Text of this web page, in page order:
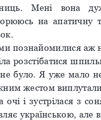
Мені вона
на
познайомилися аж
розстібатися
було. Я уже мало не
жестом виплутали
очі і зустрілася з
українською, але